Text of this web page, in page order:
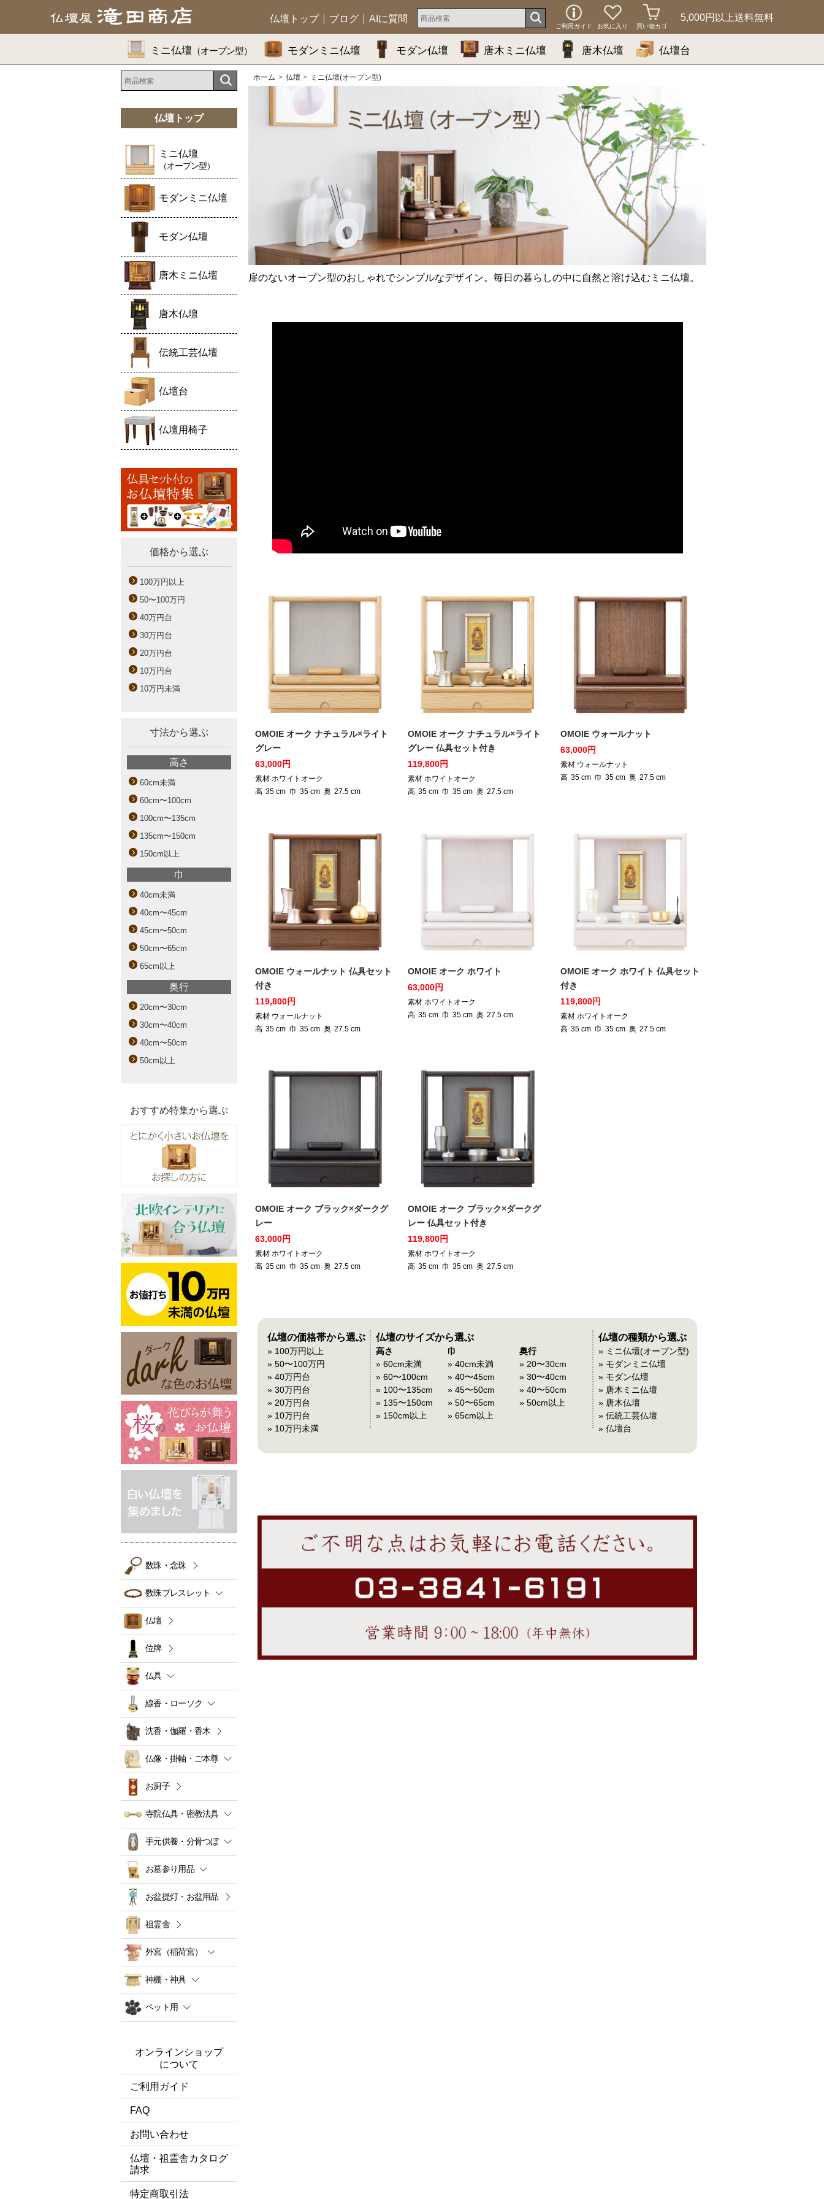
5,000円以上送料無料
ご利用ガイド お気に入り 買い物カゴ
仏壇トップ ブログ AIに質問
ミニ仏壇 （オープン型） モダンミニ仏壇 モダン仏壇 唐木ミニ仏壇 唐木仏壇 仏壇台
ホーム 仏壇 ミニ仏壇(オープン型)
扉のないオープン型のおしゃれでシンプルなデザイン。毎日の暮らしの中に自然と溶け込むミニ仏壇。
OMOIE オーク ナチュラル×ライト
グレー
63,000円
素材 ホワイトオーク
高 35 cm 巾 35 cm 奥 27.5 cm
OMOIE オーク ナチュラル×ライト
グレー 仏具セット付き
119,800円
素材 ホワイトオーク
高 35 cm 巾 35 cm 奥 27.5 cm
OMOIE ウォールナット
63,000円
素材 ウォールナット
高 35 cm 巾 35 cm 奥 27.5 cm
OMOIE ウォールナット 仏具セット
付き
119,800円
素材 ウォールナット
高 35 cm 巾 35 cm 奥 27.5 cm
OMOIE オーク ホワイト
63,000円
素材 ホワイトオーク
高 35 cm 巾 35 cm 奥 27.5 cm
OMOIE オーク ホワイト 仏具セット
付き
119,800円
素材 ホワイトオーク
高 35 cm 巾 35 cm 奥 27.5 cm
OMOIE オーク ブラック×ダークグ
レー
63,000円
素材 ホワイトオーク
高 35 cm 巾 35 cm 奥 27.5 cm
OMOIE オーク ブラック×ダークグ
レー 仏具セット付き
119,800円
素材 ホワイトオーク
高 35 cm 巾 35 cm 奥 27.5 cm
仏壇の価格帯から選ぶ
» 100万円以上
» 50〜100万円
» 40万円台
» 30万円台
» 20万円台
» 10万円台
» 10万円未満
仏壇のサイズから選ぶ
高さ
» 60cm未満
» 60〜100cm
» 100〜135cm
» 135〜150cm
» 150cm以上
巾
» 40cm未満
» 40〜45cm
» 45〜50cm
» 50〜65cm
» 65cm以上
奥行
» 20〜30cm
» 30〜40cm
» 40〜50cm
» 50cm以上
仏壇の種類から選ぶ
» ミニ仏壇(オープン型)
» モダンミニ仏壇
» モダン仏壇
» 唐木ミニ仏壇
» 唐木仏壇
» 伝統工芸仏壇
» 仏壇台
仏壇トップ
ミニ仏壇
（オープン型）
モダンミニ仏壇
モダン仏壇
唐木ミニ仏壇
唐木仏壇
伝統工芸仏壇
仏壇台
仏壇用椅子
価格から選ぶ
100万円以上
50〜100万円
40万円台
30万円台
20万円台
10万円台
10万円未満
寸法から選ぶ
高さ
60cm未満
60cm〜100cm
100cm〜135cm
135cm〜150cm
150cm以上
巾
40cm未満
40cm〜45cm
45cm〜50cm
50cm〜65cm
65cm以上
奥行
20cm〜30cm
30cm〜40cm
40cm〜50cm
50cm以上
おすすめ特集から選ぶ
数珠・念珠
数珠ブレスレット
仏壇
位牌
仏具
線香・ローソク
沈香・伽羅・香木
仏像・掛軸・ご本尊
お厨子
寺院仏具・密教法具
手元供養・分骨つぼ
お墓参り用品
お盆提灯・お盆用品
祖霊舎
外宮（稲荷宮）
神棚・神具
ペット用
オンラインショップ
について
ご利用ガイド
FAQ
お問い合わせ
仏壇・祖霊舎カタログ
請求
特定商取引法